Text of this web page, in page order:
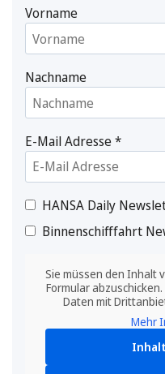
Vorname
Nachname
E-Mail Adresse*
HANSA Daily
Binnenschifffahrt
Sie müssen den Inhalt
Formular
Daten mit
Mehr